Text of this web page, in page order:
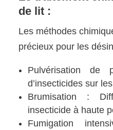
de lit :
Les méthodes
précieux pour les
Pulvérisation de
d’insecticides sur
Brumisation :
insecticide à haute
Fumigation